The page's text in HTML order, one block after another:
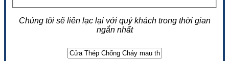
Chúng tôi sẽ liên lạc lại với quý khách trong thời gian
ngắn nhất